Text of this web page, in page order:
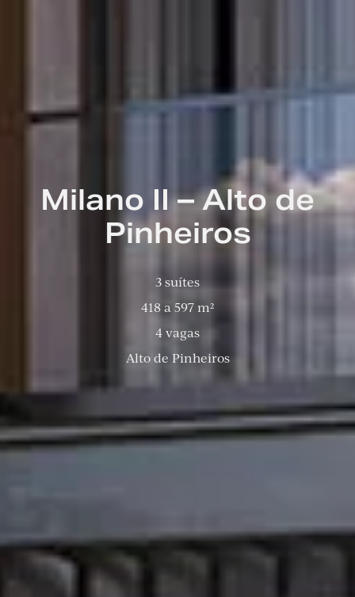
Milano II – Alto de
Pinheiros
3 suítes
418 a 597 m²
4 vagas
Alto de Pinheiros